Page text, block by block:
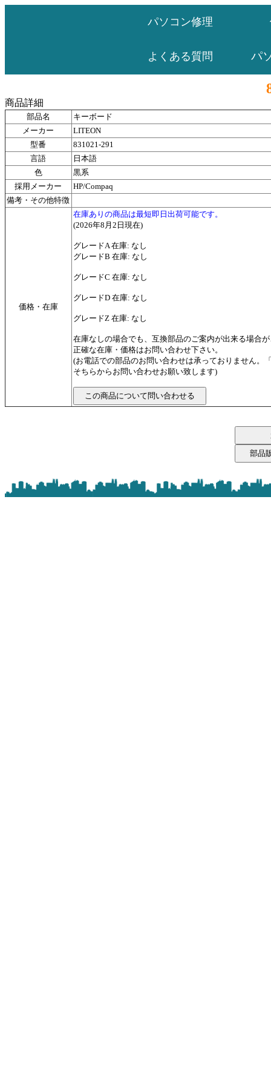
パソコン修理
よくある質問 パ
商品詳細
部品名
キーボード
メーカー
LITEON
型番
831021-291
言語
日本語
色
黒系
採用メーカー
HP/Compaq
備考・その他特徴
価格・在庫
在庫ありの商品は最短即日出荷可能です。
(2026年8月2日現在)
グレードA 在庫: なし
グレードB 在庫: なし
グレードC 在庫: なし
グレードD 在庫: なし
グレードZ 在庫: なし
在庫なしの場合でも、互換部品のご案内が出来る場合
正確な在庫・価格はお問い合わせ下さい。
(お電話での部品のお問い合わせは承っておりません。
そちらからお問い合わせお願い致します)